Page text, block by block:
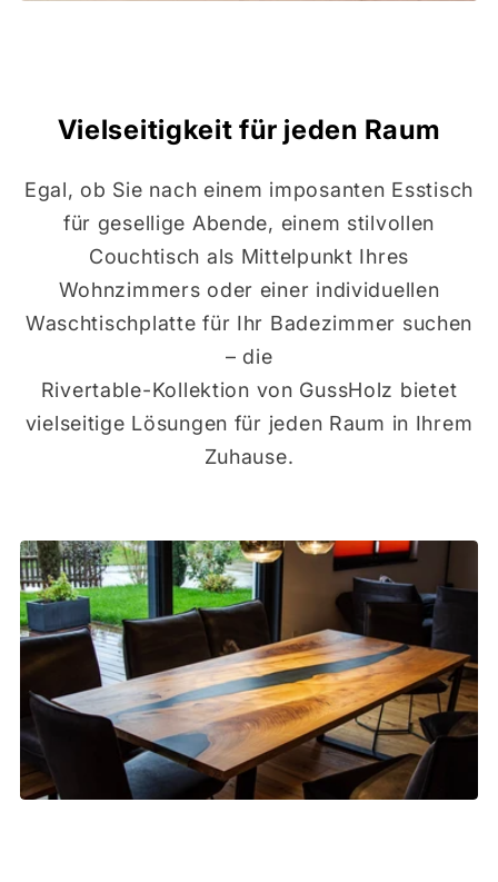
Vielseitigkeit für jeden Raum
Egal, ob Sie nach einem imposanten Esstisch
für gesellige Abende, einem stilvollen
Couchtisch als Mittelpunkt Ihres
Wohnzimmers oder einer individuellen
Waschtischplatte für Ihr Badezimmer suchen
– die
Rivertable-Kollektion von GussHolz bietet
vielseitige Lösungen für jeden Raum in Ihrem
Zuhause.